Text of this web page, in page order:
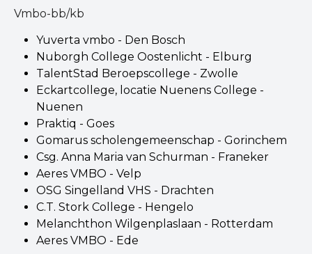
Vmbo-bb/kb
Yuverta vmbo - Den Bosch
Nuborgh College Oostenlicht - Elburg
TalentStad Beroepscollege - Zwolle
Eckartcollege, locatie Nuenens College -
Nuenen
Praktiq - Goes
Gomarus scholengemeenschap - Gorinchem
Csg. Anna Maria van Schurman - Franeker
Aeres VMBO - Velp
OSG Singelland VHS - Drachten
C.T. Stork College - Hengelo
Melanchthon Wilgenplaslaan - Rotterdam
Aeres VMBO - Ede